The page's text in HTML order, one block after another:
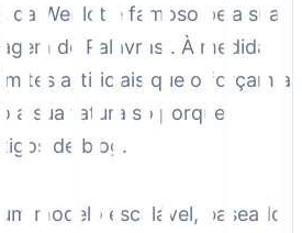
da Weglot é famoso pela sua
de Palavras". À medida
artificiais que o forçam a
a sua fatura só porque
de blog.
modelo escalável, baseado